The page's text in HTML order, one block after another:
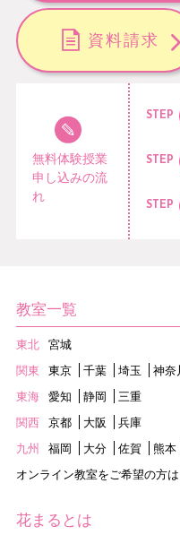
資料請求
無料体験授業
申し込みの流
れ
STEP
STEP
STEP
教室一覧
東北
宮城
関東
東京 千葉 埼玉 神奈
東海
愛知 静岡
三重
関西
京都 大阪
兵庫
九州
福岡 大分 佐賀 熊本
オンライン教室をご希望の方
花まるとは